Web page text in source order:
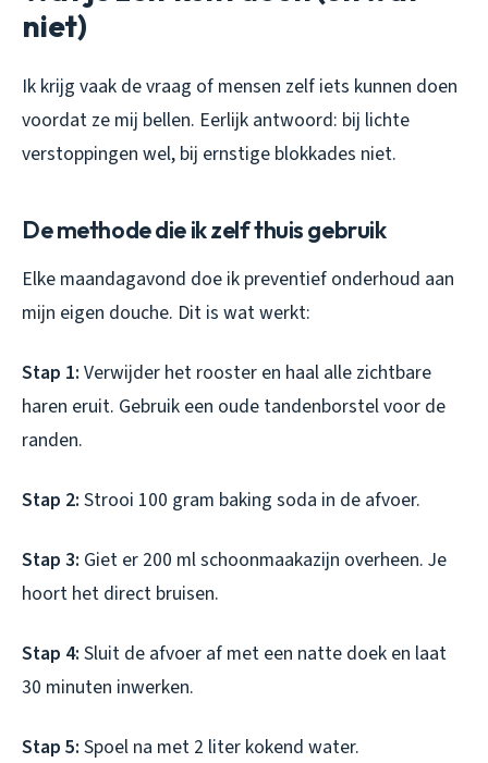
niet)
Ik krijg vaak de vraag of mensen zelf iets kunnen doen
voordat ze mij bellen. Eerlijk antwoord: bij lichte
verstoppingen wel, bij ernstige blokkades niet.
De methode die ik zelf thuis gebruik
Elke maandagavond doe ik preventief onderhoud aan
mijn eigen douche. Dit is wat werkt:
Stap 1: Verwijder het rooster en haal alle zichtbare
haren eruit. Gebruik een oude tandenborstel voor de
randen.
Stap 2: Strooi 100 gram baking soda in de afvoer.
Stap 3: Giet er 200 ml schoonmaakazijn overheen. Je
hoort het direct bruisen.
Stap 4: Sluit de afvoer af met een natte doek en laat
30 minuten inwerken.
Stap 5: Spoel na met 2 liter kokend water.